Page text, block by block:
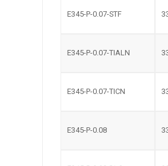
E345-P-0.07-STF
E345-P-0.07-TIALN
E345-P-0.07-TICN
E345-P-0.08